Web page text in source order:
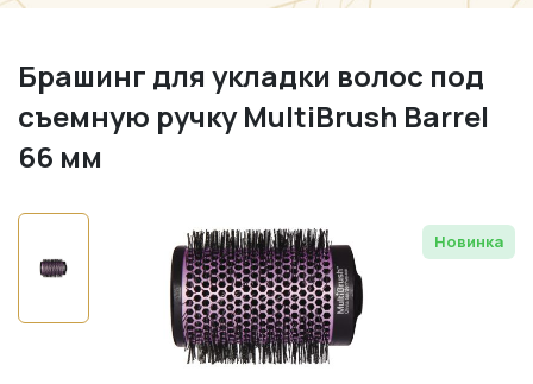
Брашинг для укладки волос под
съемную ручку MultiBrush Barrel
66 мм
Новинка